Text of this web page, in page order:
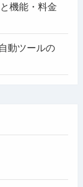
機能・料金
動ツールの